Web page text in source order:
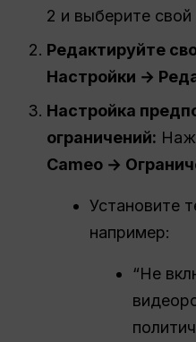
2 и выберите свой
Редактируйте
Настройки →
Настройка
ограничений:
Cameo →
Установите
например:
“Не